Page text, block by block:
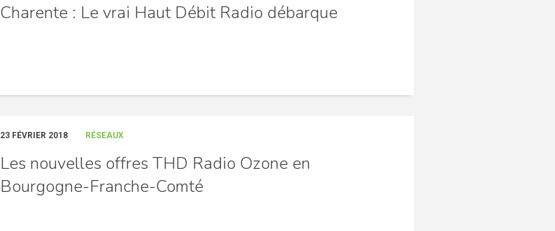
Charente : Le vrai Haut Débit Radio débarque
23 FÉVRIER 2018 RÉSEAUX
Les nouvelles offres THD Radio Ozone en
Bourgogne-Franche-Comté